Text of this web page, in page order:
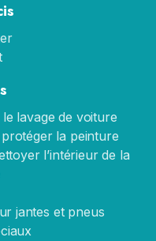
lavage de voiture
la peinture
l’intérieur de la
jantes et pneus